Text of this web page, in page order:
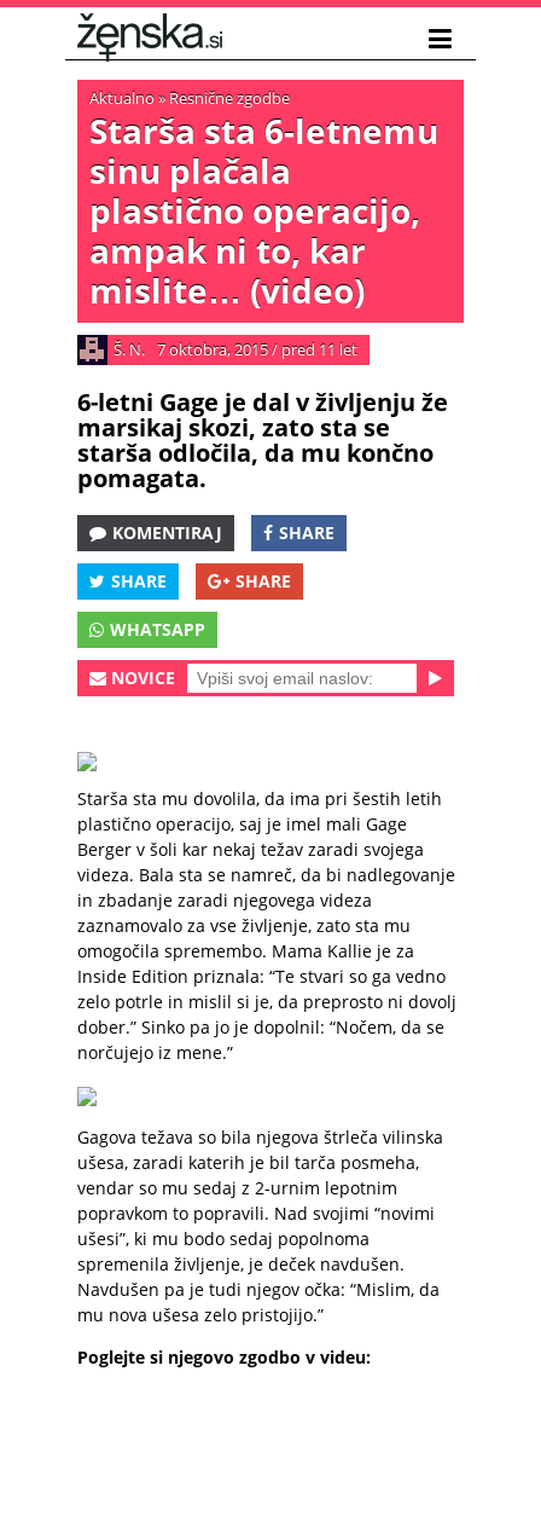
Aktualno» Resnične zgodbe
Starša sta 6-letnemu
sinu plačala
plastično operacijo,
ampak ni to, kar
mislite… (video)
Š. N. 7 oktobra, 2015/ pred 11 let
6-letni Gage je dal v življenju že
marsikaj skozi, zato sta se
starša odločila, da mu končno
pomagata.
KOMENTIRAJ SHARE
SHARE SHARE
WHATSAPP
NOVICE
Starša sta mu dovolila, da ima pri šestih letih
plastično operacijo, saj je imel mali Gage
Berger v šoli kar nekaj težav zaradi svojega
videza. Bala sta se namreč, da bi nadlegovanje
in zbadanje zaradi njegovega videza
zaznamovalo za vse življenje, zato sta mu
omogočila spremembo. Mama Kallie je za
Inside Edition priznala: “Te stvari so ga vedno
zelo potrle in mislil si je, da preprosto ni dovolj
dober.” Sinko pa jo je dopolnil: “Nočem, da se
norčujejo iz mene.”
Gagova težava so bila njegova štrleča vilinska
ušesa, zaradi katerih je bil tarča posmeha,
vendar so mu sedaj z 2-urnim lepotnim
popravkom to popravili. Nad svojimi “novimi
ušesi”, ki mu bodo sedaj popolnoma
spremenila življenje, je deček navdušen.
Navdušen pa je tudi njegov očka: “Mislim, da
mu nova ušesa zelo pristojijo.”
Poglejte si njegovo zgodbo v videu: